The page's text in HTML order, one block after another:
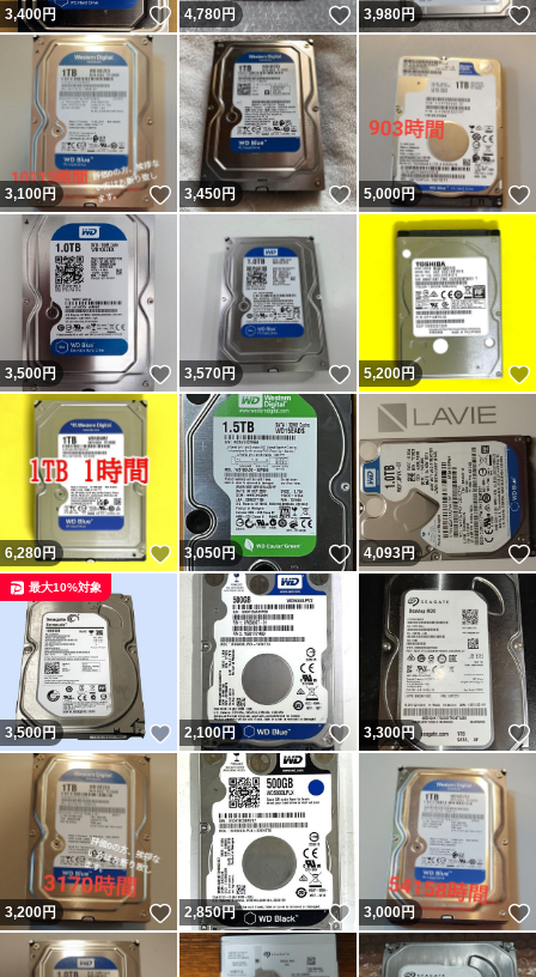
3,400円 いいね！
4,780円 いいね！
3,980円
3,100円 いいね！
3,450円 いいね！
5,000円
3,500円 いいね！
3,570円 いいね！
5,200円
6,280円 いいね！
3,050円 いいね！
4,093円
3,500円 いいね！
最大10%対象
2,100円 いいね！
3,300円
3,200円 いいね！
2,850円 いいね！
3,000円